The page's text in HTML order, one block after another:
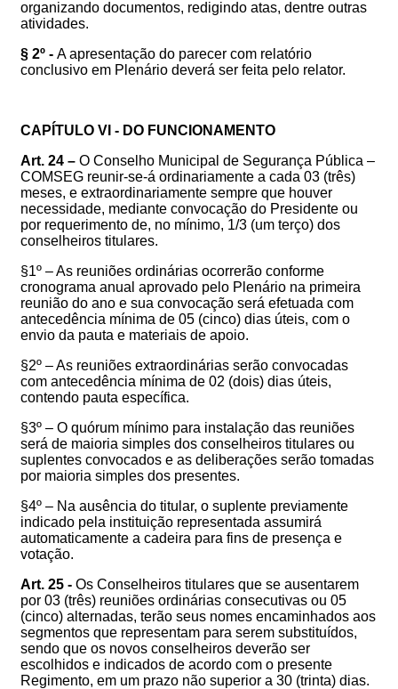
organizando documentos, redigindo atas, dentre outras
atividades.
§ 2º - A apresentação do parecer com relatório
conclusivo em Plenário deverá ser feita pelo relator.
CAPÍTULO VI - DO FUNCIONAMENTO
Art. 24 – O Conselho Municipal de Segurança Pública –
COMSEG reunir-se-á ordinariamente a cada 03 (três)
meses, e extraordinariamente sempre que houver
necessidade, mediante convocação do Presidente ou
por requerimento de, no mínimo, 1/3 (um terço) dos
conselheiros titulares.
§1º – As reuniões ordinárias ocorrerão conforme
cronograma anual aprovado pelo Plenário na primeira
reunião do ano e sua convocação será efetuada com
antecedência mínima de 05 (cinco) dias úteis, com o
envio da pauta e materiais de apoio.
§2º – As reuniões extraordinárias serão convocadas
com antecedência mínima de 02 (dois) dias úteis,
contendo pauta específica.
§3º – O quórum mínimo para instalação das reuniões
será de maioria simples dos conselheiros titulares ou
suplentes convocados e as deliberações serão tomadas
por maioria simples dos presentes.
§4º – Na ausência do titular, o suplente previamente
indicado pela instituição representada assumirá
automaticamente a cadeira para fins de presença e
votação.
Art. 25 - Os Conselheiros titulares que se ausentarem
por 03 (três) reuniões ordinárias consecutivas ou 05
(cinco) alternadas, terão seus nomes encaminhados aos
segmentos que representam para serem substituídos,
sendo que os novos conselheiros deverão ser
escolhidos e indicados de acordo com o presente
Regimento, em um prazo não superior a 30 (trinta) dias.